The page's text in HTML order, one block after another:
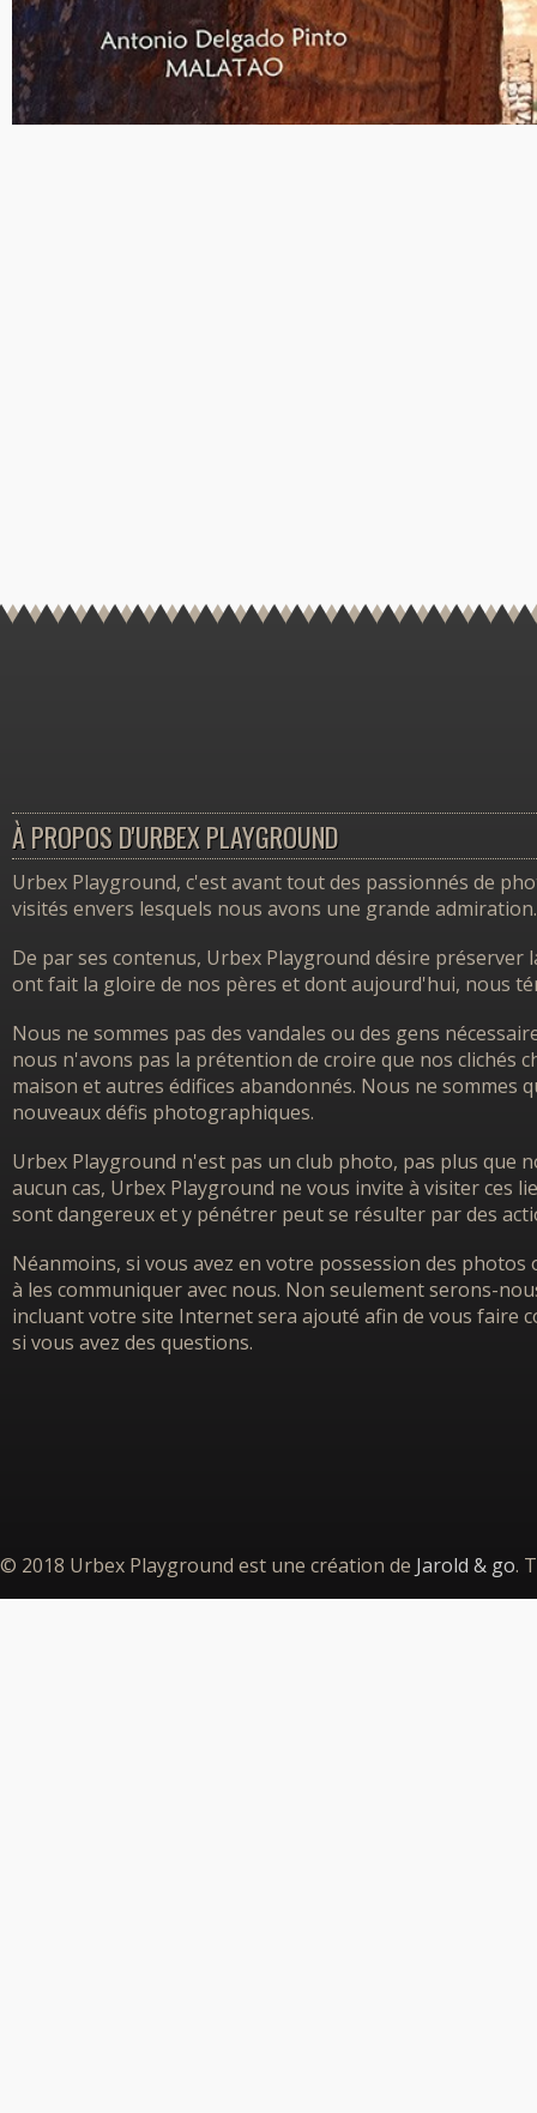
À PROPOS D'URBEX PLAYGROUND
Urbex Playground, c'est avant tout des passionnés de
visités envers lesquels nous avons une grande admiration.
De par ses contenus, Urbex Playground désire
ont fait la gloire de nos pères et dont aujourd'hui, nous
Nous ne sommes pas des vandales ou des gens
nous n'avons pas la prétention de croire que nos clichés
maison et autres édifices abandonnés. Nous ne sommes
nouveaux défis photographiques.
Urbex Playground n'est pas un club photo, pas plus que
aucun cas, Urbex Playground ne vous invite à visiter ces
sont dangereux et y pénétrer peut se résulter par des
Néanmoins, si vous avez en votre possession des
à les communiquer avec nous. Non seulement serons-
incluant votre site Internet sera ajouté afin de vous faire
si vous avez des questions.
© 2018 Urbex Playground est une création de Jarold & go.